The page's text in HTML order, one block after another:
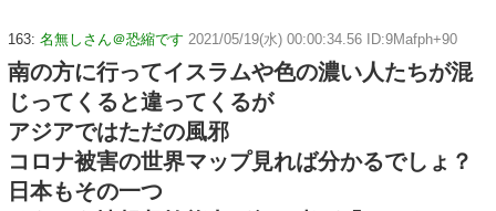
163: 名無しさん＠恐縮です 2021/05/19(水) 00:00:34.56 ID:9Mafph+90
南の方に行ってイスラムや色の濃い人たちが混
じってくると違ってくるが
アジアではただの風邪
コロナ被害の世界マップ見れば分かるでしょ？
日本もその一つ